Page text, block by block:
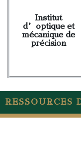
Institut
d’optique et
mécanique de
précision
RESSOURCES